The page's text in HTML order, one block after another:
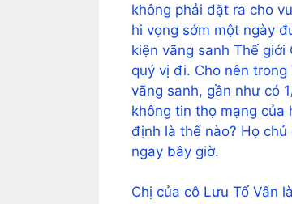
không phải đặt ra cho
hi vọng sớm một ngày
kiện vãng sanh Thế
quý vị đi. Cho nên
vãng sanh, gần như có
không tin thọ mạng của
định là thế nào? Họ
ngay bây giờ.
Chị của cô Lưu Tố Vân